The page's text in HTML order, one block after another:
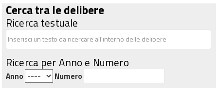
Cerca tra le delibere
Ricerca testuale
Ricerca per Anno e Numero
Anno Numero